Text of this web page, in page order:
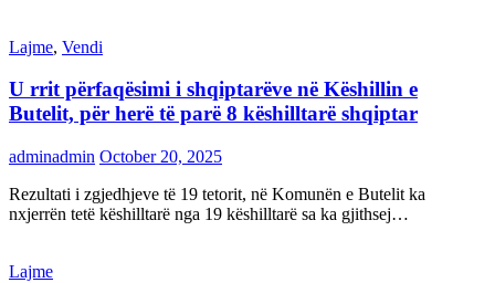
Lajme, Vendi
U rrit përfaqësimi i shqiptarëve në Këshillin e
Butelit, për herë të parë 8 këshilltarë shqiptar
adminadmin October 20, 2025
Rezultati i zgjedhjeve të 19 tetorit, në Komunën e Butelit ka
nxjerrën tetë këshilltarë nga 19 këshilltarë sa ka gjithsej…
Lajme